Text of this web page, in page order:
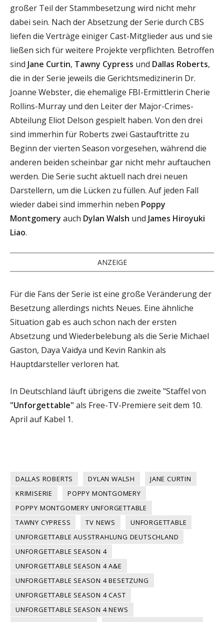
großer Teil der Stammbesetzung wird nicht mehr
dabei sein. Nach der Absetzung der Serie durch CBS
liefen die Verträge einiger Cast-Mitglieder aus und sie
ließen sich für weitere Projekte verpflichten. Betroffen
sind Jane Curtin, Tawny Cypress und Dallas Roberts,
die in der Serie jeweils die Gerichtsmedizinerin Dr.
Joanne Webster, die ehemalige FBI-Ermittlerin Cherie
Rollins-Murray und den Leiter der Major-Crimes-
Abteilung Eliot Delson gespielt haben. Von den drei
sind immerhin für Roberts zwei Gastauftritte zu
Beginn der vierten Season vorgesehen, während die
anderen beiden scheinbar gar nicht mehr auftauchen
werden. Die Serie sucht aktuell nach drei neuen
Darstellern, um die Lücken zu füllen. Auf jeden Fall
wieder dabei sind immerhin neben Poppy
Montgomery auch Dylan Walsh und James Hiroyuki
Liao.
ANZEIGE
Für die Fans der Serie ist eine große Veränderung der
Besetzung allerdings nichts Neues. Eine ähnliche
Situation gab es auch schon nach der ersten
Absetzung und Wiederbelebung als die Serie Michael
Gaston, Daya Vaidya und Kevin Rankin als
Hauptdarsteller verloren hat.
In Deutschland läuft übrigens die zweite "Staffel von
"Unforgettable" als Free-TV-Premiere seit dem 10.
April auf Kabel 1.
DALLAS ROBERTS DYLAN WALSH
JANE CURTIN
KRIMISERIE
POPPY MONTGOMERY
POPPY MONTGOMERY UNFORGETTABLE
TAWNY CYPRESS
TV NEWS
UNFORGETTABLE
UNFORGETTABLE AUSSTRAHLUNG DEUTSCHLAND
UNFORGETTABLE SEASON 4
UNFORGETTABLE SEASON 4 A&E
UNFORGETTABLE SEASON 4 BESETZUNG
UNFORGETTABLE SEASON 4 CAST
UNFORGETTABLE SEASON 4 NEWS